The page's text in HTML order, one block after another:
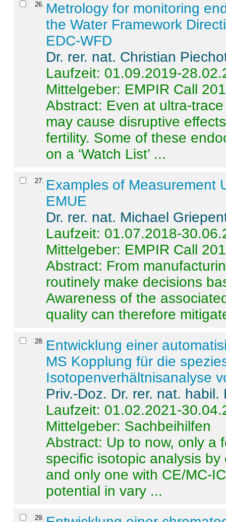
26. Metrology for monitoring
the Water Framework
EDC-WFD
Dr. rer. nat. Christian
Laufzeit: 01.09.2019-
Mittelgeber: EMPIR Call
Abstract: Even at ultra-
may cause disruptive
fertility. Some of these
on a ‘Watch List’ ...
27. Examples of Measurement
EMUE
Dr. rer. nat. Michael
Laufzeit: 01.07.2018-
Mittelgeber: EMPIR Call
Abstract: From
routinely make decisions
Awareness of the
quality can therefore
28. Entwicklung einer
MS Kopplung für die
Isotopenverhältnisanalyse
Priv.-Doz. Dr. rer. nat.
Laufzeit: 01.02.2021-
Mittelgeber: Sachbeihilfen
Abstract: Up to now, only a
specific isotopic analysis
and only one with CE/MC-
potential in vary ...
29.